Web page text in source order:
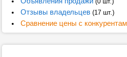
Отзывы владельцев(17 шт.)
Сравнение цены с